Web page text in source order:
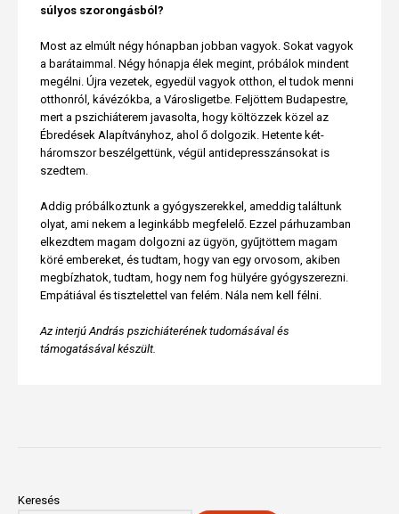
súlyos szorongásból?
Most az elmúlt négy hónapban jobban vagyok. Sokat vagyok
a barátaimmal. Négy hónapja élek megint, próbálok mindent
megélni. Újra vezetek, egyedül vagyok otthon, el tudok menni
otthonról, kávézókba, a Városligetbe. Feljöttem Budapestre,
mert a pszichiáterem javasolta, hogy költözzek közel az
Ébredések Alapítványhoz, ahol ő dolgozik. Hetente két-
háromszor beszélgettünk, végül antidepresszánsokat is
szedtem.
Addig próbálkoztunk a gyógyszerekkel, ameddig találtunk
olyat, ami nekem a leginkább megfelelő. Ezzel párhuzamban
elkezdtem magam dolgozni az ügyön, gyűjtöttem magam
köré embereket, és tudtam, hogy van egy orvosom, akiben
megbízhatok, tudtam, hogy nem fog hülyére gyógyszerezni.
Empátiával és tisztelettel van felém. Nála nem kell félni.
Az interjú András pszichiáterének tudomásával és
támogatásával készült.
Keresés